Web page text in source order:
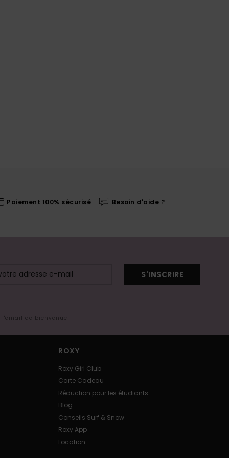
Paiement 100% sécurisé Besoin d'aide ?
S'INSCRIRE
de bienvenue
ROXY
Roxy Girl Club
Carte Cadeau
Réduction pour les étudiants
Blog
Conseils Surf & Snow
Roxy App
Location